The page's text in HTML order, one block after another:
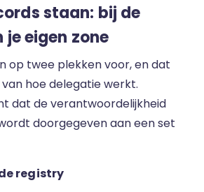
staan: bij de
eigen zone
op twee plekken voor, en dat
hoe delegatie werkt.
dat de verantwoordelijkheid
doorgegeven aan een set
registry